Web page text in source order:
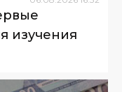
изучения